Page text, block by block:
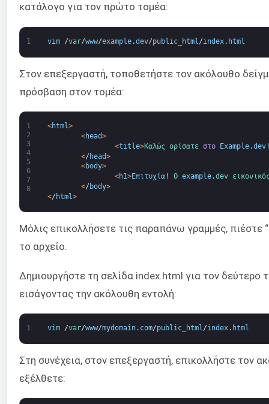
κατάλογο για τον πρώτο τομέα:
1 vim /var/www/example.dev/public_html/index. html
Στον επεξεργαστή, τοποθετήστε τον ακόλουθο
πρόσβαση στον τομέα:
1
2
3
4
5
6
7
8
<html>
<head>
<title>Καλώς ορίσατε στο Example.dev
</ head>
<body>
<h1>Επιτυχία! Ο example.dev
</ body>
</ html >
Μόλις επικολλήσετε τις παραπάνω γραμμές, πιέστε
το αρχείο.
Δημιουργήστε τη σελίδα index.html για τον
εισάγοντας την ακόλουθη εντολή:
1 vim /var/www/mydomain. com/public_html/index. html
Στη συνέχεια, στον επεξεργαστή, επικολλήστε τον
εξέλθετε: